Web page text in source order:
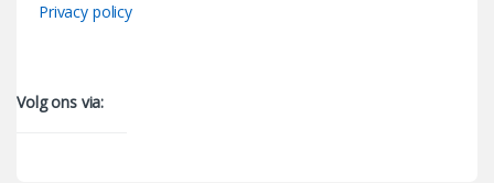
Privacy policy
Volg ons via: